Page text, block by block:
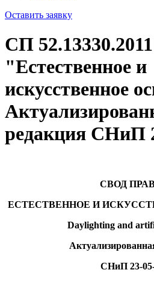
Оставить заявку
СП 52.13330.2011
"Естественное и
искусственное
редакция СНиП
СВОД
ЕСТЕСТВЕННОЕ И
Daylighting and
СНиП 23-